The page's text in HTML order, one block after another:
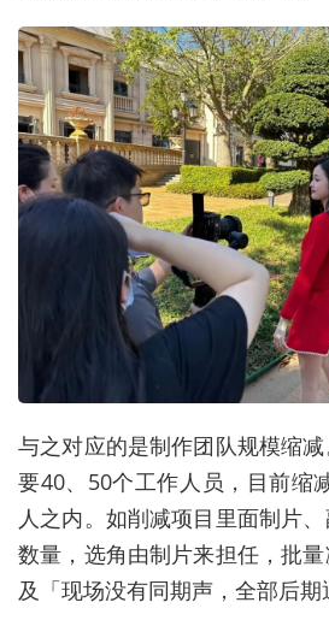
与之对应的是制作团队规模缩
要40、50个工作人员，目前缩
人之内。如削减项目里面制片
数量，选角由制片来担任，批
及「现场没有同期声，全部后期